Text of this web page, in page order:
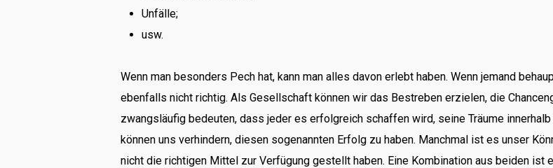
Unfälle;
usw.
Wenn man besonders Pech hat, kann man alles davon erlebt haben. Wenn jemand
ebenfalls nicht richtig. Als Gesellschaft können wir das Bestreben erzielen, die
zwangsläufig bedeuten, dass jeder es erfolgreich schaffen wird, seine Träume
können uns verhindern, diesen sogenannten Erfolg zu haben. Manchmal ist es unser
nicht die richtigen Mittel zur Verfügung gestellt haben. Eine Kombination aus beiden ist